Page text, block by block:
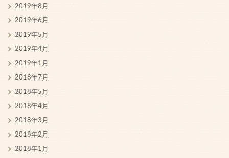
2019年8月
2019年6月
2019年5月
2019年4月
2019年1月
2018年7月
2018年5月
2018年4月
2018年3月
2018年2月
2018年1月